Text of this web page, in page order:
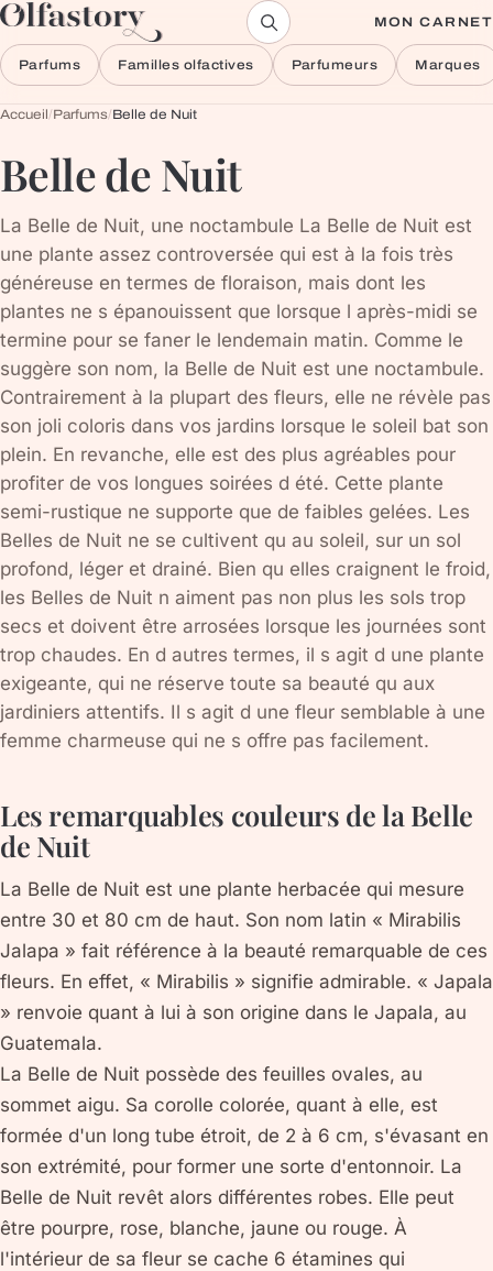
Aller au contenu MON CARNET
Parfums Familles olfactives Parfumeurs Marques
Accueil/Parfums/Belle de Nuit
Belle de Nuit
La Belle de Nuit, une noctambule La Belle de Nuit est
une plante assez controversée qui est à la fois très
généreuse en termes de floraison, mais dont les
plantes ne s épanouissent que lorsque l après-midi se
termine pour se faner le lendemain matin. Comme le
suggère son nom, la Belle de Nuit est une noctambule.
Contrairement à la plupart des fleurs, elle ne révèle pas
son joli coloris dans vos jardins lorsque le soleil bat son
plein. En revanche, elle est des plus agréables pour
profiter de vos longues soirées d été. Cette plante
semi-rustique ne supporte que de faibles gelées. Les
Belles de Nuit ne se cultivent qu au soleil, sur un sol
profond, léger et drainé. Bien qu elles craignent le froid,
les Belles de Nuit n aiment pas non plus les sols trop
secs et doivent être arrosées lorsque les journées sont
trop chaudes. En d autres termes, il s agit d une plante
exigeante, qui ne réserve toute sa beauté qu aux
jardiniers attentifs. Il s agit d une fleur semblable à une
femme charmeuse qui ne s offre pas facilement.
Les remarquables couleurs de la Belle
de Nuit
La Belle de Nuit est une plante herbacée qui mesure
entre 30 et 80 cm de haut. Son nom latin « Mirabilis
Jalapa » fait référence à la beauté remarquable de ces
fleurs. En effet, « Mirabilis » signifie admirable. « Japala
» renvoie quant à lui à son origine dans le Japala, au
Guatemala.
La Belle de Nuit possède des feuilles ovales, au
sommet aigu. Sa corolle colorée, quant à elle, est
formée d'un long tube étroit, de 2 à 6 cm, s'évasant en
son extrémité, pour former une sorte d'entonnoir. La
Belle de Nuit revêt alors différentes robes. Elle peut
être pourpre, rose, blanche, jaune ou rouge. À
l'intérieur de sa fleur se cache 6 étamines qui